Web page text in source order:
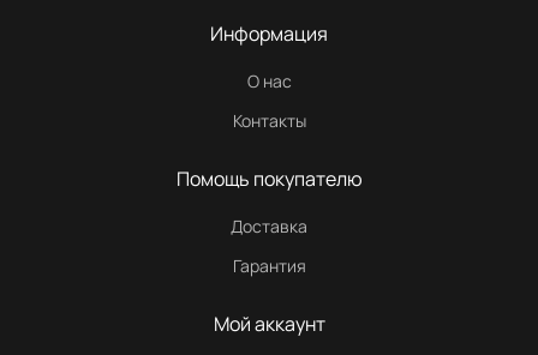
Информация
О нас
Контакты
Помощь покупателю
Доставка
Гарантия
Мой аккаунт